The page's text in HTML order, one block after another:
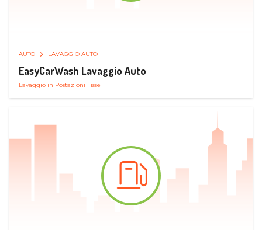
AUTO LAVAGGIO AUTO
EasyCarWash Lavaggio Auto
Lavaggio in Postazioni Fisse